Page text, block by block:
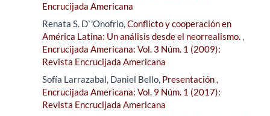
Encrucijada Americana
Renata S. D`'Onofrio,Conflicto y cooperación en
América Latina: Un análisis desde el neorrealismo.,
Encrucijada Americana: Vol. 3 Núm. 1 (2009):
Revista Encrucijada Americana
Sofía Larrazabal, Daniel Bello, Presentación,
Encrucijada Americana: Vol. 9 Núm. 1 (2017):
Revista Encrucijada Americana